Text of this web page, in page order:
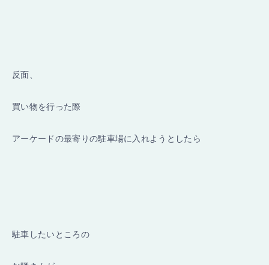
反面、
買い物を行った際
アーケードの最寄りの駐車場に入れようとしたら
駐車したいところの